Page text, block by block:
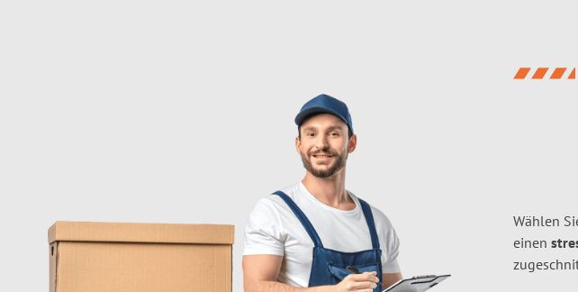
Wählen
einen